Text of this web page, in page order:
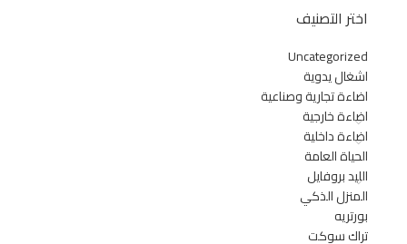
اختر التصنيف
Uncategorized
اشغال يدوية
اضاءة تجارية وصناعية
اضاءة خارجية
اضاءة داخلية
الحياة العامة
الليد بروفايل
المنزل الذكي
بورتريه
تراك سوكت